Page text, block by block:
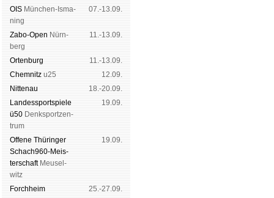
OIS Mün­chen-Is­ma­
ning
07.-13.09.
Zabo-Open Nürn­
berg
11.-13.09.
Orten­burg
11.-13.09.
Chem­nitz u25
12.09.
Nitte­nau
18.-20.09.
Landes­sport­spiele
ü50 Denk­sport­zen­
trum
19.09.
Offene Thü­rin­ger
Schach960-Meis­
ter­schaftMeu­sel­
witz
19.09.
Forch­heim
25.-27.09.